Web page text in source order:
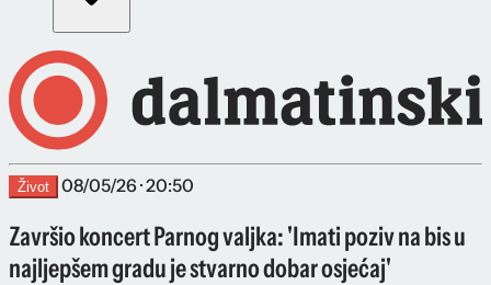
Život 08/05/26 · 20:50
Završio koncert Parnog valjka: 'Imati poziv na bis u
najljepšem gradu je stvarno dobar osjećaj'